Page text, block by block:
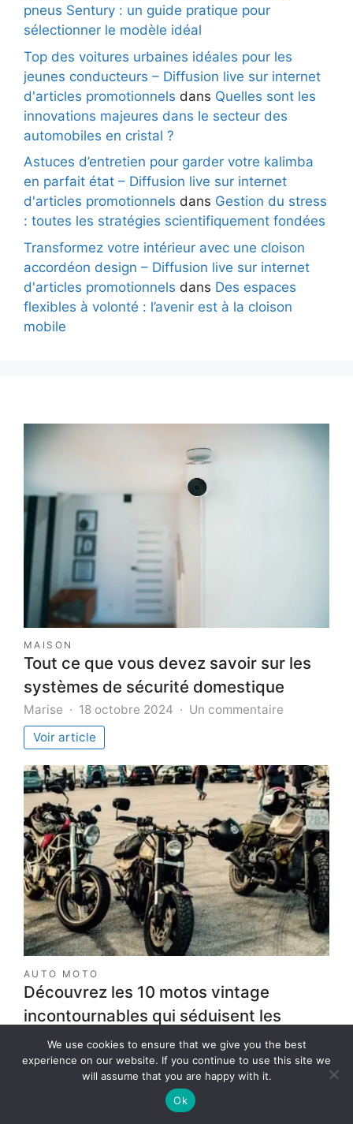
pneus Sentury : un guide pratique pour
sélectionner le modèle idéal
Top des voitures urbaines idéales pour les
jeunes conducteurs – Diffusion live sur internet
d'articles promotionnels dans Quelles sont les
innovations majeures dans le secteur des
automobiles en cristal ?
Astuces d’entretien pour garder votre kalimba
en parfait état – Diffusion live sur internet
d'articles promotionnels dans Gestion du stress
: toutes les stratégies scientifiquement fondées
Transformez votre intérieur avec une cloison
accordéon design – Diffusion live sur internet
d'articles promotionnels dans Des espaces
flexibles à volonté : l’avenir est à la cloison
mobile
MAISON
Tout ce que vous devez savoir sur les
systèmes de sécurité domestique
Marise 18 octobre 2024 Un commentaire
vous
devez
savoir
sur
les
systèmes
de
sécurité
domestique
Voir article
AUTO MOTO
Découvrez les 10 motos vintage
incontournables qui séduisent les
passionnés
Marise 9 mars 2026 Aucun commentairesur
Découvrez
We use cookies to ensure that we give you the best
experience on our website. If you continue to use this site we
will assume that you are happy with it.
Ok